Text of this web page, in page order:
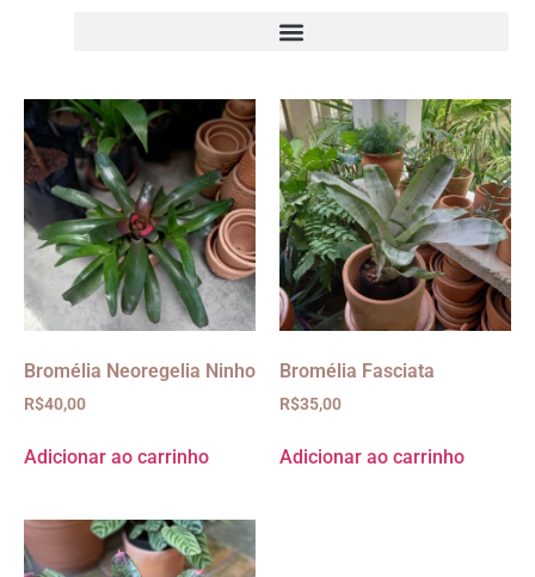
Bromélia Neoregelia Ninho
R$40,00
Adicionar ao carrinho
Bromélia Fasciata
R$35,00
Adicionar ao carrinho